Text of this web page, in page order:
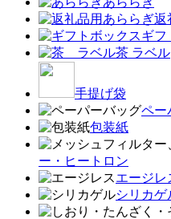
返
ギフ
茶 ラベル
手提げ袋
ペー
包装紙
ー・ヒートロン
エージレ
シリカゲ